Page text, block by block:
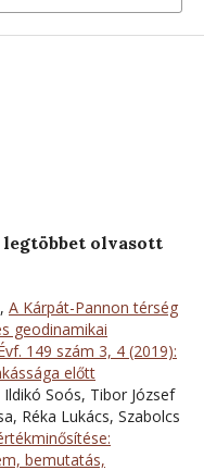
legtöbbet olvasott
A Kárpát-Pannon térség
geodinamikai
149 szám 3, 4 (2019):
előtt
Ildikó Soós, Tibor József
Réka Lukács, Szabolcs
bemutatás,